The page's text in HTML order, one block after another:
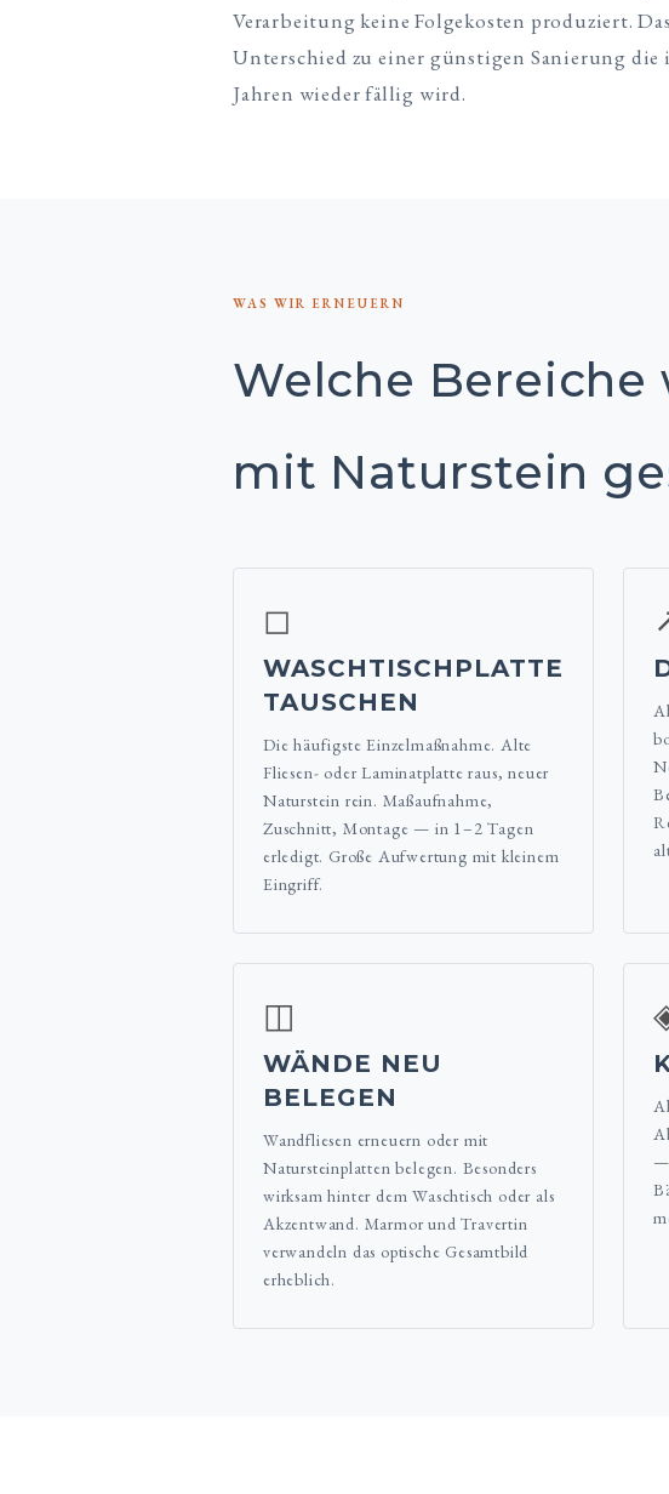
Verarbeitung keine Folgekosten produziert.
Unterschied zu einer günstigen Sanierung die
Jahren wieder fällig wird.
WAS WIR ERNEUERN
Welche
mit Naturstein
◻
WASCHTISCHPLATTE
TAUSCHEN
Die häufigste Einzelmaßnahme. Alte
Fliesen- oder Laminatplatte raus, neuer
Naturstein rein. Maßaufnahme,
Zuschnitt, Montage — in 1–2 Tagen
erledigt. Große Aufwertung mit kleinem
Eingriff.
◫
WÄNDE NEU
BELEGEN
Wandfliesen erneuern oder mit
Natursteinplatten belegen. Besonders
wirksam hinter dem Waschtisch oder als
Akzentwand. Marmor und Travertin
verwandeln das optische Gesamtbild
erheblich.
—